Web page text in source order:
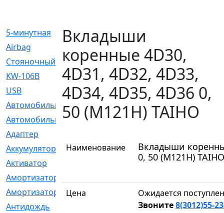
5-минутная
[1]
Airbag
[18]
Cтояночный
[1]
KW-106B
[0]
USB
[6]
Автомобильное
[6]
Автомобильный
[6]
Адаптер
Аккумулятор
[2]
Активатор
Амортизатор
Амортизаторы
Антидождь
Вкладыши
коренные 4D30,
4D31, 4D32, 4D33,
4D34, 4D35, 4D36 0,
50 (M121H) TAIHO
Наименование
Вкладыши
0, 50 (M121H) TAIHO
Цена
Ожидается
Звоните8(3012)55-